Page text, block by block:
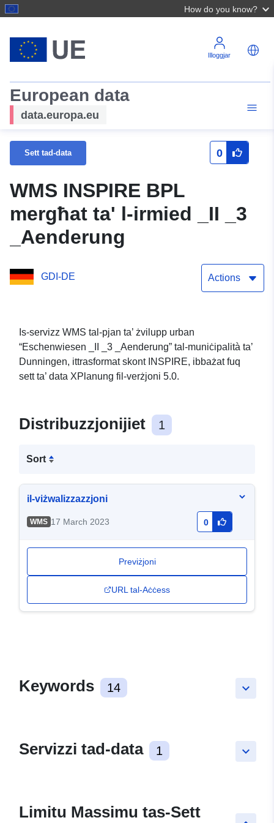
How do you know?
Illoggjar
European data
data.europa.eu
Sett tad-data 0
WMS INSPIRE BPL
mergħat ta' l-irmied _II _3
_Aenderung
GDI-DE Actions
Is-servizz WMS tal-pjan ta’ żvilupp urban
“Eschenwiesen _II _3 _Aenderung” tal-muniċipalità ta’
Dunningen, ittrasformat skont INSPIRE, ibbażat fuq
sett ta’ data XPlanung fil-verżjoni 5.0.
Distribuzzjonijiet 1
Sort
il-viżwalizzazzjoni
WMS 17 March 2023 0
Previżjoni
URL tal-Aċċess
keyboard_arrow_down
Keywords 14
keyboard_arrow_down
Servizzi tad-data 1
Limitu Massimu tas-Sett